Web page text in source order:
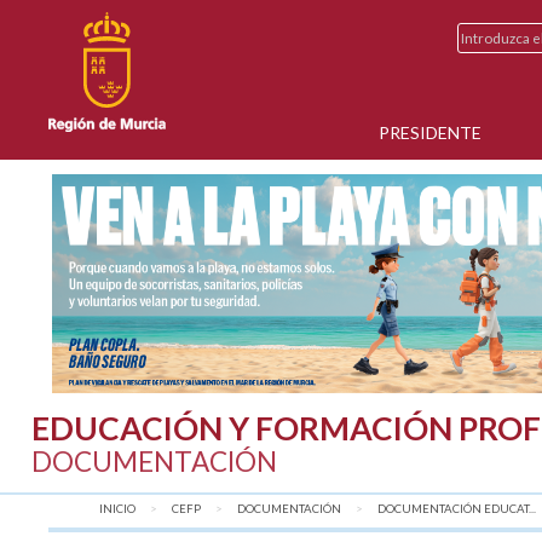
PRESIDENTE
EDUCACIÓN Y FORMACIÓN
DOCUMENTACIÓN
INICIO CEFP DOCUMENTACIÓN DOCUMENTACIÓN EDUCAT...